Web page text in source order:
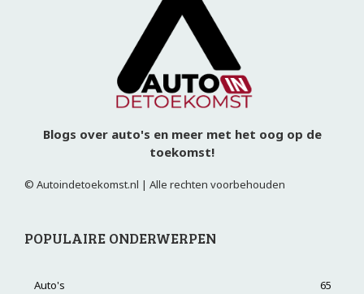
Blogs over auto's en meer met het oog op de
toekomst!
© Autoindetoekomst.nl | Alle rechten voorbehouden
POPULAIRE ONDERWERPEN
Auto's
65